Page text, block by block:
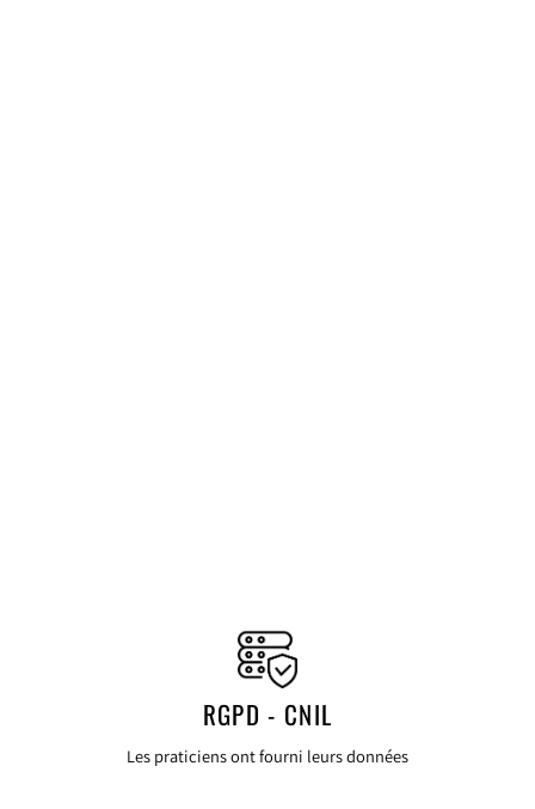
RGPD - CNIL
Les praticiens ont fourni leurs données